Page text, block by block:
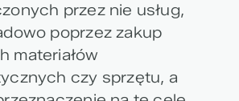
przez nie usług,
poprzez zakup
materiałów
czy sprzętu, a